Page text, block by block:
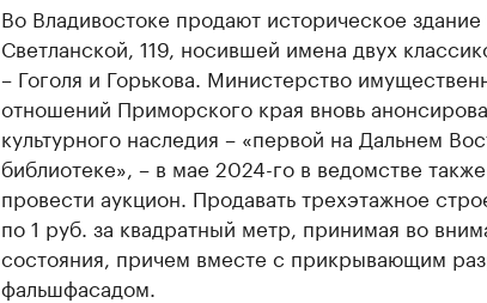
Во Владивостоке продают историческое
Светланской, 119, носившей имена двух
– Гоголя и Горькова. Министерство
отношений Приморского края вновь
культурного наследия – «первой на Дальнем
библиотеке», – в мае 2024-го в ведомстве также
провести аукцион. Продавать трехэтажное
по 1 руб. за квадратный метр, принимая во
состояния, причем вместе с прикрывающим
фальшфасадом.